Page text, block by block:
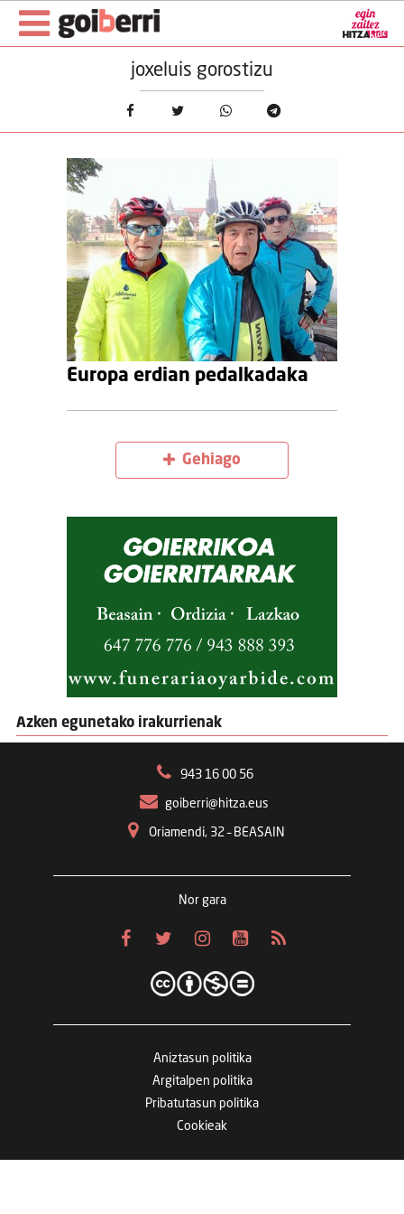
joxeluis gorostizu
Europa erdian pedalkadaka
Gehiago
Azken egunetako irakurrienak
943 16 00 56
goiberri@hitza.eus
Oriamendi, 32 – BEASAIN
Nor gara
Aniztasun politika
Argitalpen politika
Pribatutasun politika
Cookieak